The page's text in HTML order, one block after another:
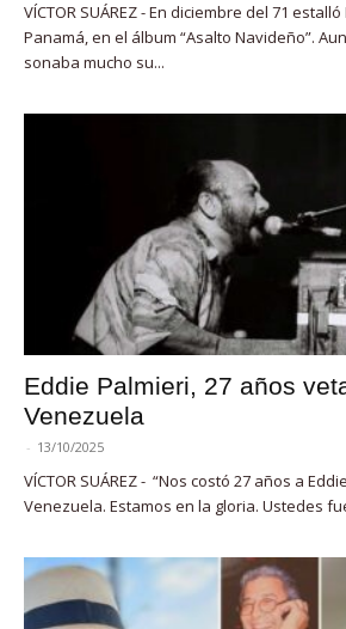
VÍCTOR SUÁREZ - En diciembre del 71
Panamá, en el álbum “Asalto Navideño”.
sonaba mucho su...
Eddie Palmieri, 27 años
Venezuela
- 13/10/2025
VÍCTOR SUÁREZ - “Nos costó 27 años a
Venezuela. Estamos en la gloria. Ustedes